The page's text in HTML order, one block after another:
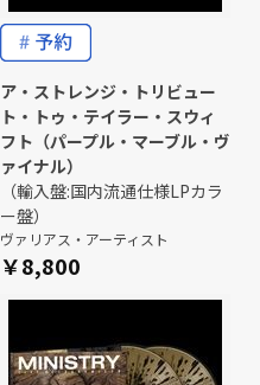
ア・ストレンジ・トリビュー
ト・トゥ・テイラー・スウィ
フト（パープル・マーブル・ヴ
ァイナル）
（輸入盤:国内流通仕様LPカラ
ー盤）
ヴァリアス・アーティスト
￥8,800